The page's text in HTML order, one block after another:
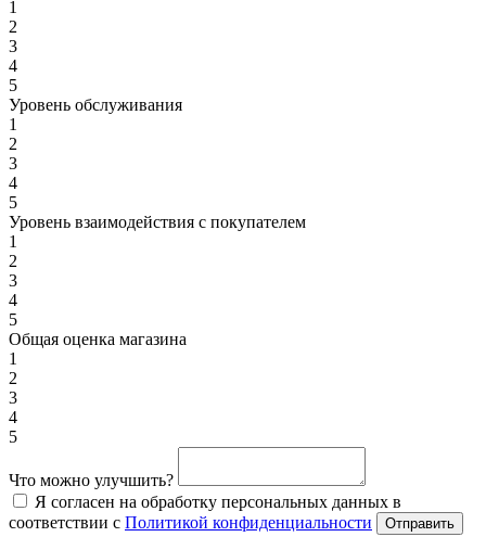
1
2
3
4
5
Уровень обслуживания
1
2
3
4
5
Уровень взаимодействия с покупателем
1
2
3
4
5
Общая оценка магазина
1
2
3
4
5
Что можно улучшить?
Я согласен на обработку персональных данных в
соответствии с Политикой конфиденциальности Отправить